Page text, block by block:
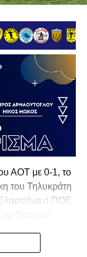
ΑΟΤ με 0-1, το
του Τηλυκράτη
Ελασσόνα ο ΠΟΕ
φάση!